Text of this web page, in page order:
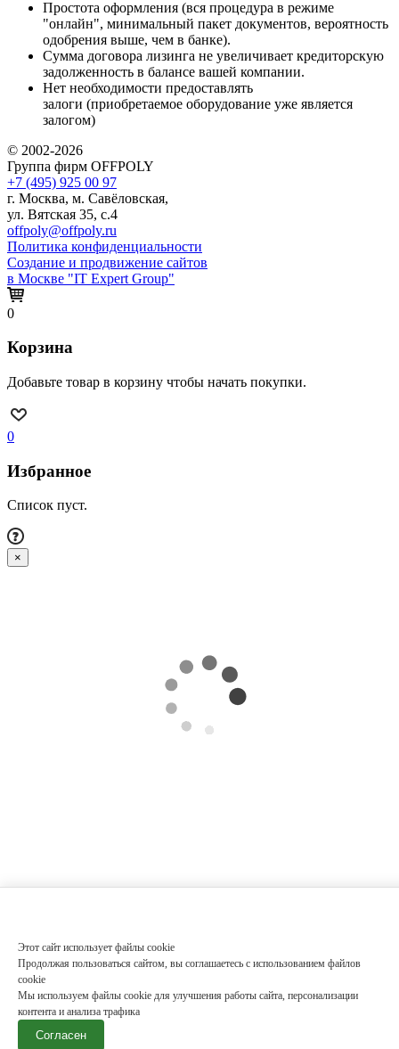
Простота оформления (вся процедура в режиме
"онлайн", минимальный пакет документов, вероятность
одобрения выше, чем в банке).
Сумма договора лизинга не увеличивает кредиторскую
задолженность в балансе вашей компании.
Нет необходимости предоставлять
залоги (приобретаемое оборудование уже является
залогом)
© 2002-2026
Группа фирм OFFPOLY
+7 (495) 925 00 97
г. Москва, м. Савёловская,
ул. Вятская 35, с.4
offpoly@offpoly.ru
Политика конфиденциальности
Создание и продвижение сайтов
в Москве "IT Expert Group"
Этот сайт использует файлы cookie
Продолжая пользоваться сайтом, вы соглашаетесь с использованием файлов
cookie
Мы используем файлы cookie для улучшения работы сайта, персонализации
контента и анализа трафика
Согласен
0
Корзина
Добавьте товар в корзину чтобы начать покупки.
0
Избранное
Список пуст.
×